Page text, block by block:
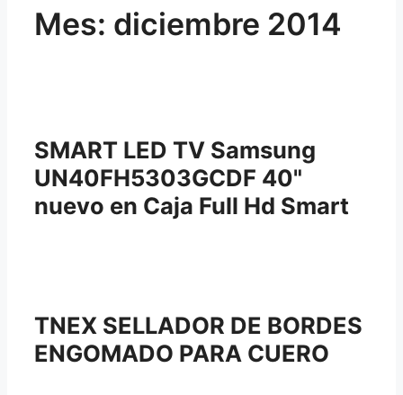
Mes: diciembre 2014
SMART LED TV Samsung
UN40FH5303GCDF 40"
nuevo en Caja Full Hd Smart
TNEX SELLADOR DE BORDES
ENGOMADO PARA CUERO